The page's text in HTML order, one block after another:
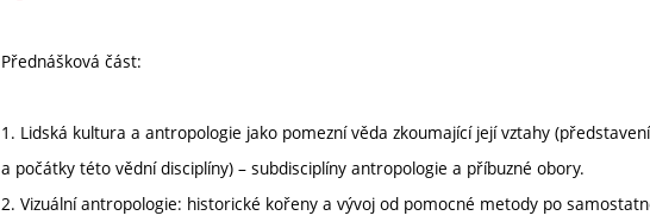
Přednášková část:
1. Lidská kultura a antropologie jako pomezní věda zkoumající její vztahy
a počátky této vědní disciplíny) – subdisciplíny antropologie a příbuzné obory.
2. Vizuální antropologie: historické kořeny a vývoj od pomocné metody po